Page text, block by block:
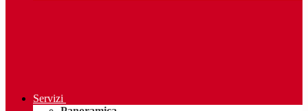
Servizi